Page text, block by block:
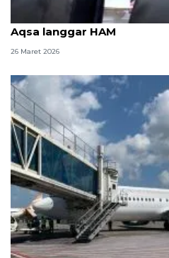
Anggota DPR: Tindakan
Aqsa langgar HAM
26 Maret 2026